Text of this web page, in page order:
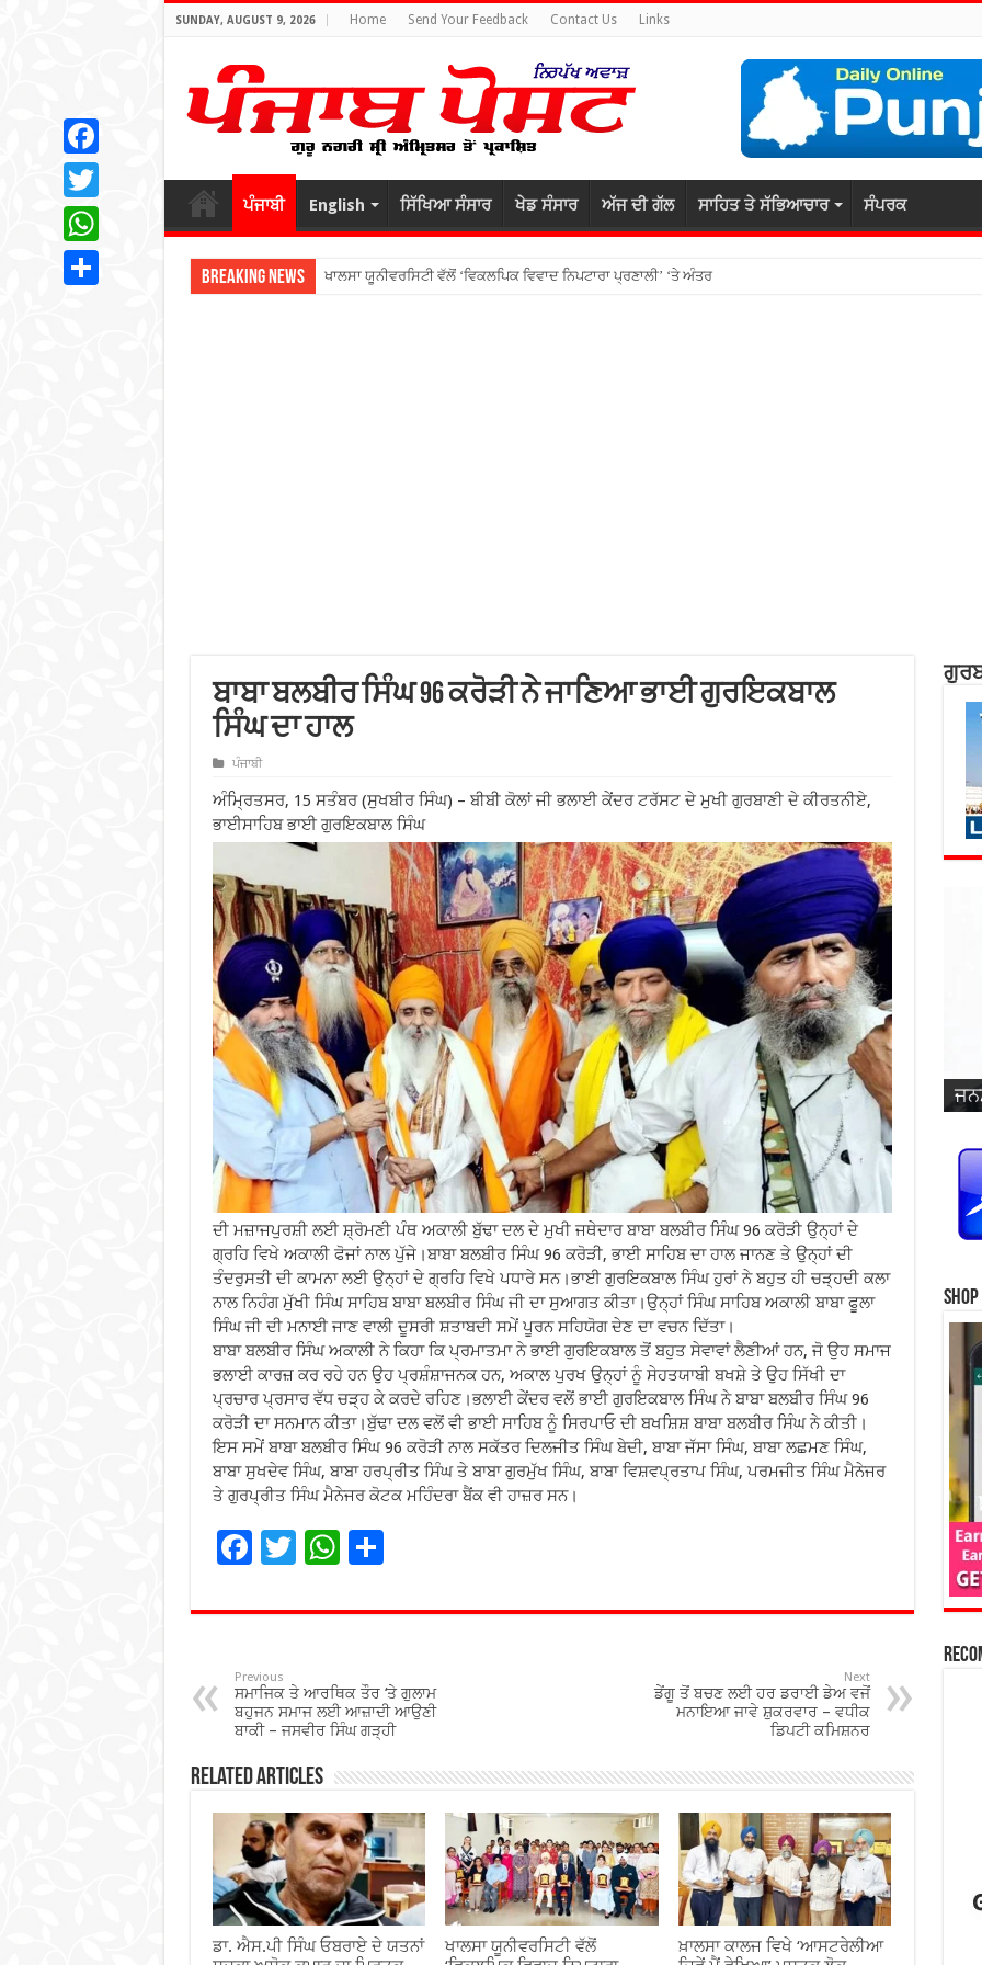
SUNDAY, AUGUST 9, 2026 Home Send Your Feedback Contact Us Links
ਪੰਜਾਬੀ English ਸਿੱਖਿਆ ਸੰਸਾਰ ਖੇਡ ਸੰਸਾਰ ਅੱਜ ਦੀ ਗੱਲ ਸਾਹਿਤ ਤੇ ਸੱਭਿਆਚਾਰ ਸੰਪਰਕ
Breaking News ਖਾਲਸਾ ਯੂਨੀਵਰਸਿਟੀ ਵੱਲੋਂ ‘ਵਿਕਲਪਿਕ ਵਿਵਾਦ ਨਿਪਟਾਰਾ ਪ੍ਰਣਾਲੀ’ ‘ਤੇ ਅੰਤਰਰਾਸ਼ਟਰੀ ਸੈਮੀਨਾਰ
ਬਾਬਾ ਬਲਬੀਰ ਸਿੰਘ 96 ਕਰੋੜੀ ਨੇ ਜਾਣਿਆ ਭਾਈ ਗੁਰਇਕਬਾਲ
ਸਿੰਘ ਦਾ ਹਾਲ
ਪੰਜਾਬੀ
ਅੰਮ੍ਰਿਤਸਰ, 15 ਸਤੰਬਰ (ਸੁਖਬੀਰ ਸਿੰਘ) – ਬੀਬੀ ਕੋਲਾਂ ਜੀ ਭਲਾਈ ਕੇਂਦਰ ਟਰੱਸਟ ਦੇ ਮੁਖੀ ਗੁਰਬਾਣੀ ਦੇ ਕੀਰਤਨੀਏ,
ਭਾਈਸਾਹਿਬ ਭਾਈ ਗੁਰਇਕਬਾਲ ਸਿੰਘ
ਦੀ ਮਜ਼ਾਜਪੁਰਸ਼ੀ ਲਈ ਸ਼੍ਰੋਮਣੀ ਪੰਥ ਅਕਾਲੀ ਬੁੱਢਾ ਦਲ ਦੇ ਮੁਖੀ ਜਥੇਦਾਰ ਬਾਬਾ ਬਲਬੀਰ ਸਿੰਘ 96 ਕਰੋੜੀ ਉਨ੍ਹਾਂ ਦੇ
ਗ੍ਰਹਿ ਵਿਖੇ ਅਕਾਲੀ ਫੋਜਾਂ ਨਾਲ ਪੁੱਜੇ।ਬਾਬਾ ਬਲਬੀਰ ਸਿੰਘ 96 ਕਰੋੜੀ, ਭਾਈ ਸਾਹਿਬ ਦਾ ਹਾਲ ਜਾਨਣ ਤੇ ਉਨ੍ਹਾਂ ਦੀ
ਤੰਦਰੁਸਤੀ ਦੀ ਕਾਮਨਾ ਲਈ ਉਨ੍ਹਾਂ ਦੇ ਗ੍ਰਹਿ ਵਿਖੇ ਪਧਾਰੇ ਸਨ।ਭਾਈ ਗੁਰਇਕਬਾਲ ਸਿੰਘ ਹੁਰਾਂ ਨੇ ਬਹੁਤ ਹੀ ਚੜ੍ਹਦੀ ਕਲਾ
ਨਾਲ ਨਿਹੰਗ ਮੁੱਖੀ ਸਿੰਘ ਸਾਹਿਬ ਬਾਬਾ ਬਲਬੀਰ ਸਿੰਘ ਜੀ ਦਾ ਸੁਆਗਤ ਕੀਤਾ।ਉਨ੍ਹਾਂ ਸਿੰਘ ਸਾਹਿਬ ਅਕਾਲੀ ਬਾਬਾ ਫੂਲਾ
ਸਿੰਘ ਜੀ ਦੀ ਮਨਾਈ ਜਾਣ ਵਾਲੀ ਦੂਸਰੀ ਸ਼ਤਾਬਦੀ ਸਮੇਂ ਪੂਰਨ ਸਹਿਯੋਗ ਦੇਣ ਦਾ ਵਚਨ ਦਿੱਤਾ।
ਬਾਬਾ ਬਲਬੀਰ ਸਿੰਘ ਅਕਾਲੀ ਨੇ ਕਿਹਾ ਕਿ ਪ੍ਰਮਾਤਮਾ ਨੇ ਭਾਈ ਗੁਰਇਕਬਾਲ ਤੋਂ ਬਹੁਤ ਸੇਵਾਵਾਂ ਲੈਣੀਆਂ ਹਨ, ਜੋ ਉਹ ਸਮਾਜ
ਭਲਾਈ ਕਾਰਜ਼ ਕਰ ਰਹੇ ਹਨ ਉਹ ਪ੍ਰਸ਼ੰਸ਼ਾਜਨਕ ਹਨ, ਅਕਾਲ ਪੁਰਖ ਉਨ੍ਹਾਂ ਨੂੰ ਸੇਹਤਯਾਬੀ ਬਖਸ਼ੇ ਤੇ ਉਹ ਸਿੱਖੀ ਦਾ
ਪ੍ਰਚਾਰ ਪ੍ਰਸਾਰ ਵੱਧ ਚੜ੍ਹ ਕੇ ਕਰਦੇ ਰਹਿਣ।ਭਲਾਈ ਕੇਂਦਰ ਵਲੋਂ ਭਾਈ ਗੁਰਇਕਬਾਲ ਸਿੰਘ ਨੇ ਬਾਬਾ ਬਲਬੀਰ ਸਿੰਘ 96
ਕਰੋੜੀ ਦਾ ਸਨਮਾਨ ਕੀਤਾ।ਬੁੱਢਾ ਦਲ ਵਲੋਂ ਵੀ ਭਾਈ ਸਾਹਿਬ ਨੂੰ ਸਿਰਪਾਓ ਦੀ ਬਖਸ਼ਿਸ਼ ਬਾਬਾ ਬਲਬੀਰ ਸਿੰਘ ਨੇ ਕੀਤੀ।
ਇਸ ਸਮੇਂ ਬਾਬਾ ਬਲਬੀਰ ਸਿੰਘ 96 ਕਰੋੜੀ ਨਾਲ ਸਕੱਤਰ ਦਿਲਜੀਤ ਸਿੰਘ ਬੇਦੀ, ਬਾਬਾ ਜੱਸਾ ਸਿੰਘ, ਬਾਬਾ ਲਛਮਣ ਸਿੰਘ,
ਬਾਬਾ ਸੁਖਦੇਵ ਸਿੰਘ, ਬਾਬਾ ਹਰਪ੍ਰੀਤ ਸਿੰਘ ਤੇ ਬਾਬਾ ਗੁਰਮੁੱਖ ਸਿੰਘ, ਬਾਬਾ ਵਿਸ਼ਵਪ੍ਰਤਾਪ ਸਿੰਘ, ਪਰਮਜੀਤ ਸਿੰਘ ਮੈਨੇਜਰ
ਤੇ ਗੁਰਪ੍ਰੀਤ ਸਿੰਘ ਮੈਨੇਜਰ ਕੋਟਕ ਮਹਿੰਦਰਾ ਬੈਂਕ ਵੀ ਹਾਜ਼ਰ ਸਨ।
F
e
o
o
k
T
tt
W
at
p
p
ar
Previous
ਸਮਾਜਿਕ ਤੇ ਆਰਥਿਕ ਤੌਰ ‘ਤੇ ਗੁਲਾਮ
ਬਹੁਜਨ ਸਮਾਜ ਲਈ ਆਜ਼ਾਦੀ ਆਉਣੀ
ਬਾਕੀ – ਜਸਵੀਰ ਸਿੰਘ ਗੜ੍ਹੀ
Next
ਡੇਂਗੂ ਤੋਂ ਬਚਣ ਲਈ ਹਰ ਡਰਾਈ ਡੇਅ ਵਜੋਂ
ਮਨਾਇਆ ਜਾਵੇ ਸ਼ੁਕਰਵਾਰ – ਵਧੀਕ
ਡਿਪਟੀ ਕਮਿਸ਼ਨਰ
Related Articles
ਡਾ. ਐਸ.ਪੀ ਸਿੰਘ ਓਬਰਾਏ ਦੇ ਯਤਨਾਂ
ਖਾਲਸਾ ਯੂਨੀਵਰਸਿਟੀ ਵੱਲੋਂ
ਖ਼ਾਲਸਾ ਕਾਲਜ ਵਿਖੇ ‘ਆਸਟਰੇਲੀਆ
Facebook
Twitter
WhatsApp